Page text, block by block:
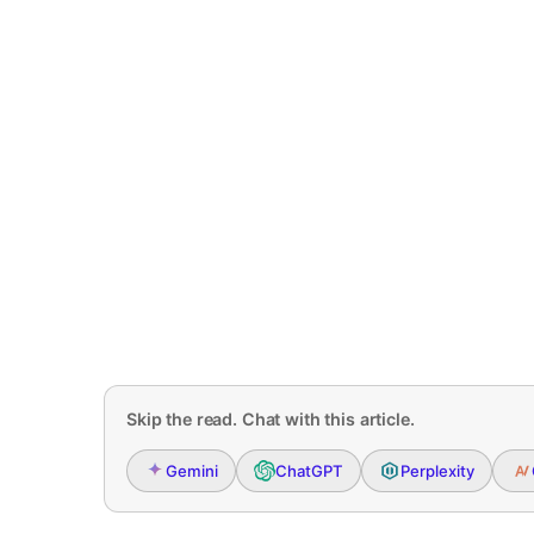
Skip the read. Chat with this article.
Gemini ChatGPT Perplexity